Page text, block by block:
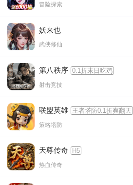
冒险探索
妖来也
武侠修仙
第八秩序 0.1折末日吃鸡
射击竞技
联盟英雄 王者塔防0.1折爽翻天
策略塔防
天尊传奇 H5
热血传奇